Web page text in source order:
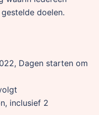
doelen.
Dagen starten om
inclusief 2